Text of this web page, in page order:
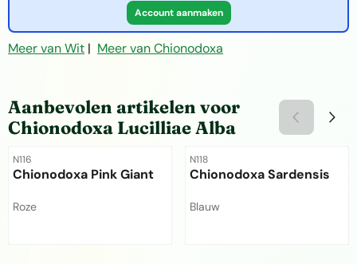
Account aanmaken
Meer van Wit | Meer van Chionodoxa
Aanbevolen artikelen voor
Chionodoxa Lucilliae Alba
Artikelnummer
N116
Chionodoxa Pink Giant
Merk:
Roze
Artikelnummer
N118
Chionodoxa Sardensis
Merk:
Blauw